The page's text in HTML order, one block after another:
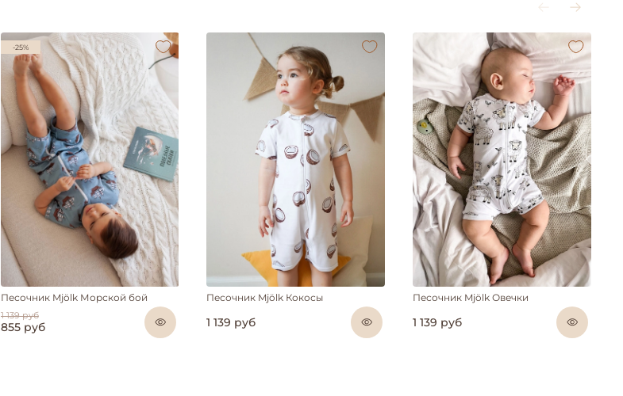
-25%
Песочник Mjölk Морской бой
1 139 руб
855 руб
Песочник Mjölk Кокосы
1 139 руб
Песочник Mjölk Овечки
1 139 руб